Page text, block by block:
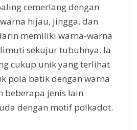
cemerlang dengan
hijau, jingga, dan
memiliki warna-warna
sekujur tubuhnya. Ia
cukup unik yang terlihat
pola batik dengan warna
beberapa jenis lain
dengan motif polkadot.